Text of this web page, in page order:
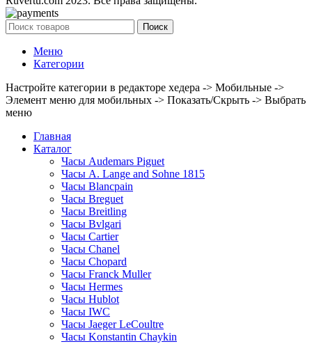
Поиск
Меню
Категории
Настройте категории в редакторе хедера -> Мобильные ->
Элемент меню для мобильных -> Показать/Скрыть -> Выбрать
меню
Главная
Каталог
Часы Audemars Piguet
Часы A. Lange and Sohne 1815
Часы Blancpain
Часы Breguet
Часы Breitling
Часы Bvlgari
Часы Cartier
Часы Chanel
Часы Chopard
Часы Franck Muller
Часы Hermes
Часы Hublot
Часы IWC
Часы Jaeger LeCoultre
Часы Konstantin Chaykin